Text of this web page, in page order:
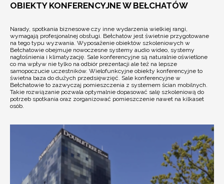
OBIEKTY KONFERENCYJNE W BEŁCHATÓW
Narady, spotkania biznesowe czy inne wydarzenia wielkiej rangi,
wymagają profesjonalnej obsługi. Bełchatów jest świetnie przygotowane
na tego typu wyzwania. Wyposażenie obiektów szkoleniowych w
Bełchatowie obejmuje nowoczesne systemy audio wideo, systemy
nagłośnienia i klimatyzację. Sale konferencyjne są naturalnie oświetlone
co ma wpływ nie tylko na odbiór prezentacji ale też na lepsze
samopoczucie uczestników. Wielofunkcyjne obiekty konferencyjne to
świetna baza do dużych przedsięwzięć. Sale konferencyjne w
Bełchatowie to zazwyczaj pomieszczenia z systemem ścian mobilnych.
Takie rozwiązanie pozwala optymalnie dopasować salę szkoleniową do
potrzeb spotkania oraz zorganizować pomieszczenie nawet na kilkaset
osób.